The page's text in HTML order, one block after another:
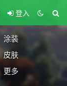
登入
涂装
皮肤
更多